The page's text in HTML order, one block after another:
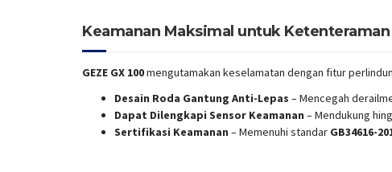
Keamanan Maksimal untuk
GEZE GX 100mengutamakan keselamatan dengan fitur
Desain Roda Gantung Anti-Lepas – Mencegah
Dapat Dilengkapi Sensor Keamanan – Mendukung
Sertifikasi Keamanan – Memenuhi standar GB34616-